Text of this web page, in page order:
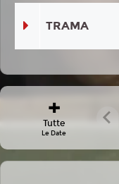
+
Tutte
Le Date
TRAMA